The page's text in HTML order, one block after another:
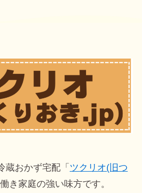
蔵おかず宅配「 ツクリオ(旧つ
き家庭の強い味方です。